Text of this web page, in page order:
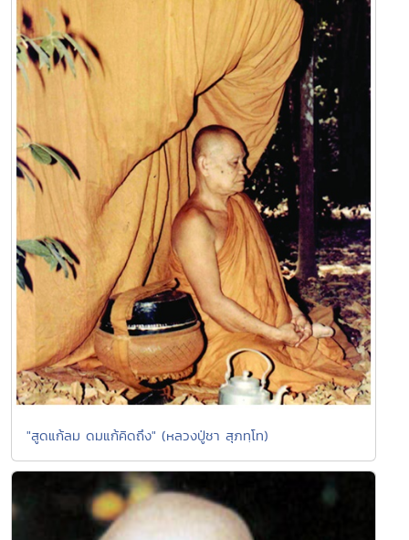
"สูดแก้ลม ดมแก้คิดถึง" (หลวงปู่ชา สุภทฺโท)